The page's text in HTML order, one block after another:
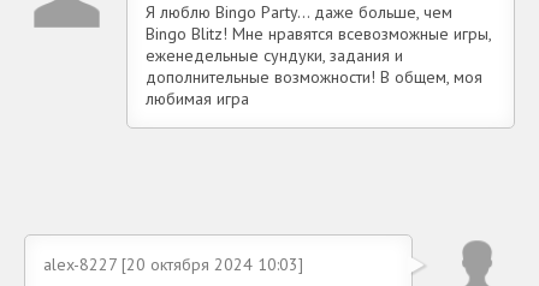
Я люблю Bingo Party... даже больше, чем
Bingo Blitz! Мне нравятся всевозможные игры,
еженедельные сундуки, задания и
дополнительные возможности! В общем, моя
любимая игра
alex-8227 [20 октября 2024 10:03]